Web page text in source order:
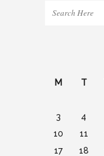
M T
3
4
10
11
17
18